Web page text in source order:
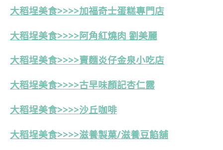
大稻埕美食>>>>加福奇士蛋糕專門店
大稻埕美食>>>>阿角紅燒肉 劉美麗
大稻埕美食>>>>賣麵炎仔金泉小吃店
大稻埕美食>>>>古早味顏記杏仁露
大稻埕美食>>>>沙丘咖啡
大稻埕美食>>>>滋養製菓/滋養豆餡舖